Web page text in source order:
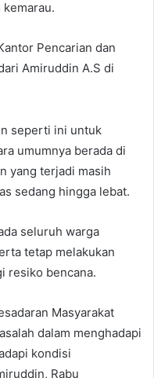
Pencarian dan
Amiruddin A.S di
seperti ini untuk
umumnya berada di
yang terjadi masih
sedang hingga lebat.
seluruh warga
tetap melakukan
resiko bencana.
Masyarakat
dalam menghadapi
kondisi
Rabu